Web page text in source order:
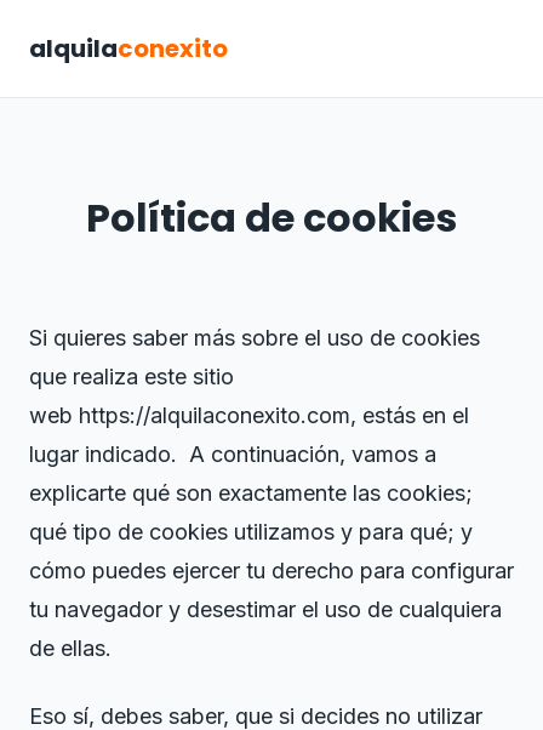
alquilaconexito
Política de cookies
Si quieres saber más sobre el uso de cookies
que realiza este sitio
web https://alquilaconexito.com, estás en el
lugar indicado. A continuación, vamos a
explicarte qué son exactamente las cookies;
qué tipo de cookies utilizamos y para qué; y
cómo puedes ejercer tu derecho para configurar
tu navegador y desestimar el uso de cualquiera
de ellas.
Eso sí, debes saber, que si decides no utilizar